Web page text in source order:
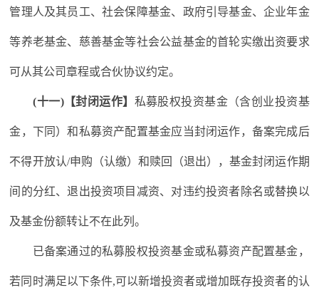
管理人及其员工、社会保障基金、政府引导基金、企业年金
等养老基金、慈善基金等社会公益基金的首轮实缴出资要求
可从其公司章程或合伙协议约定。
(十一)【封闭运作】 私募股权投资基金（含创业投资基
金，下同）和私募资产配置基金应当封闭运作，备案完成后
不得开放认/申购（认缴）和赎回（退出），基金封闭运作期
间的分红、退出投资项目减资、对违约投资者除名或替换以
及基金份额转让不在此列。
已备案通过的私募股权投资基金或私募资产配置基金，
若同时满足以下条件,可以新增投资者或增加既存投资者的认